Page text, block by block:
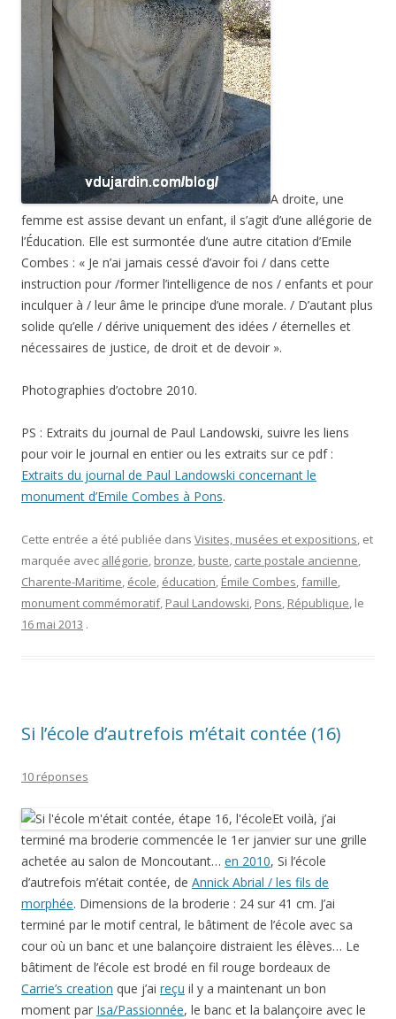
A droite, une
femme est assise devant un enfant, il s’agit d’une allégorie de
l’Éducation. Elle est surmontée d’une autre citation d’Emile
Combes : « Je n’ai jamais cessé d’avoir foi / dans cette
instruction pour /former l’intelligence de nos / enfants et pour
inculquer à / leur âme le principe d’une morale. / D’autant plus
solide qu’elle / dérive uniquement des idées / éternelles et
nécessaires de justice, de droit et de devoir ».
Photographies d’octobre 2010.
PS : Extraits du journal de Paul Landowski, suivre les liens
pour voir le journal en entier ou les extraits sur ce pdf :
Extraits du journal de Paul Landowski concernant le
monument d’Emile Combes à Pons.
Cette entrée a été publiée dans Visites, musées et expositions, et
marquée avec allégorie, bronze, buste, carte postale ancienne,
Charente-Maritime, école, éducation, Émile Combes,famille,
monument commémoratif, Paul Landowski, Pons, République, le
16 mai 2013 .
Si l’école d’autrefois m’était contée (16)
10 réponses
Et voilà, j’ai
terminé ma broderie commencée le 1er janvier sur une grille
achetée au salon de Moncoutant… en 2010, Si l’école
d’autrefois m’était contée, de Annick Abrial / les fils de
morphée. Dimensions de la broderie : 24 sur 41 cm. J’ai
terminé par le motif central, le bâtiment de l’école avec sa
cour où un banc et une balançoire distraient les élèves… Le
bâtiment de l’école est brodé en fil rouge bordeaux de
Carrie’s creation que j’ai reçu il y a maintenant un bon
moment par Isa/Passionnée, le banc et la balançoire avec le